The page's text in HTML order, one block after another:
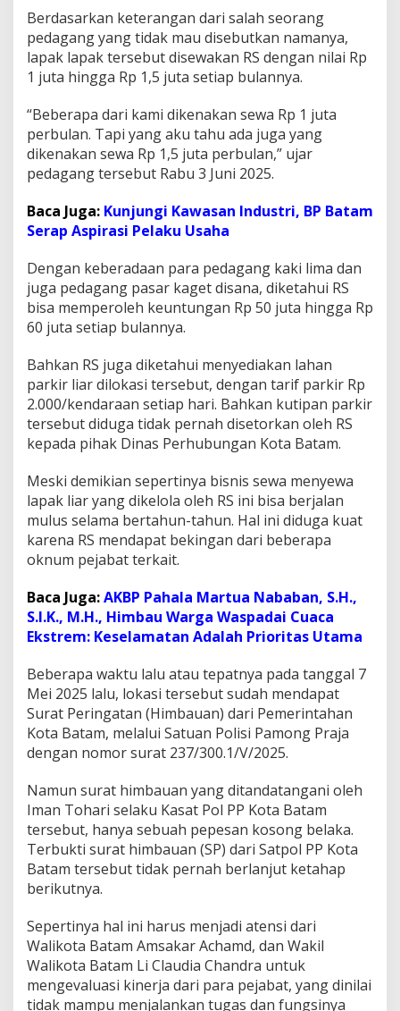
i
m
p
a
n
H
u
t
a
t
p
a
p
o
l
P
K
o
t
a
B
t
a
m
D
i
a
i
T
B
e
r
d
a
y
Berdasarkan keterangan dari salah seorang
pedagang yang tidak mau disebutkan namanya,
lapak lapak tersebut disewakan RS dengan nilai Rp
1 juta hingga Rp 1,5 juta setiap bulannya.
“Beberapa dari kami dikenakan sewa Rp 1 juta
perbulan. Tapi yang aku tahu ada juga yang
dikenakan sewa Rp 1,5 juta perbulan,” ujar
pedagang tersebut Rabu 3 Juni 2025.
Baca Juga: Kunjungi Kawasan Industri, BP Batam
Serap Aspirasi Pelaku Usaha
Dengan keberadaan para pedagang kaki lima dan
juga pedagang pasar kaget disana, diketahui RS
bisa memperoleh keuntungan Rp 50 juta hingga Rp
60 juta setiap bulannya.
Bahkan RS juga diketahui menyediakan lahan
parkir liar dilokasi tersebut, dengan tarif parkir Rp
2.000/kendaraan setiap hari. Bahkan kutipan parkir
tersebut diduga tidak pernah disetorkan oleh RS
kepada pihak Dinas Perhubungan Kota Batam.
Meski demikian sepertinya bisnis sewa menyewa
lapak liar yang dikelola oleh RS ini bisa berjalan
mulus selama bertahun-tahun. Hal ini diduga kuat
karena RS mendapat bekingan dari beberapa
oknum pejabat terkait.
Baca Juga:AKBP Pahala Martua Nababan, S.H.,
S.I.K., M.H., Himbau Warga Waspadai Cuaca
Ekstrem: Keselamatan Adalah Prioritas Utama
Beberapa waktu lalu atau tepatnya pada tanggal 7
Mei 2025 lalu, lokasi tersebut sudah mendapat
Surat Peringatan (Himbauan) dari Pemerintahan
Kota Batam, melalui Satuan Polisi Pamong Praja
dengan nomor surat 237/300.1/V/2025.
Namun surat himbauan yang ditandatangani oleh
Iman Tohari selaku Kasat Pol PP Kota Batam
tersebut, hanya sebuah pepesan kosong belaka.
Terbukti surat himbauan (SP) dari Satpol PP Kota
Batam tersebut tidak pernah berlanjut ketahap
berikutnya.
Sepertinya hal ini harus menjadi atensi dari
Walikota Batam Amsakar Achamd, dan Wakil
Walikota Batam Li Claudia Chandra untuk
mengevaluasi kinerja dari para pejabat, yang dinilai
tidak mampu menjalankan tugas dan fungsinya